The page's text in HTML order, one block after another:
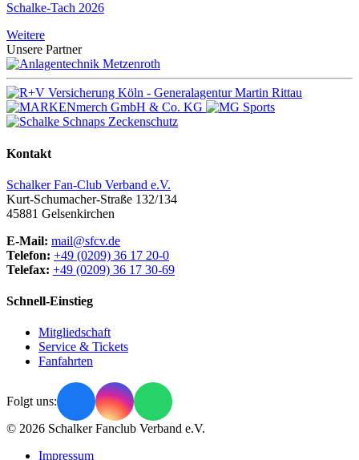
Schalke-Tach 2026
Weitere
Unsere Partner
Kontakt
Schalker Fan-Club Verband e.V.
Kurt-Schumacher-Straße 132/134
45881 Gelsenkirchen
E-Mail: mail@sfcv.de
Telefon: +49 (0209) 36 17 20-0
Telefax: +49 (0209) 36 17 30-69
Schnell-Einstieg
Mitgliedschaft
Service & Tickets
Fanfahrten
Folgt uns:
© 2026 Schalker Fanclub Verband e.V.
Impressum